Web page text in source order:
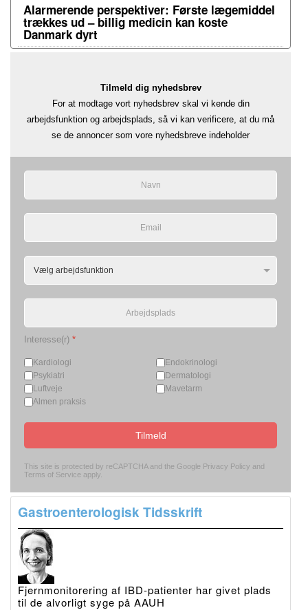
Alarmerende perspektiver: Første lægemiddel
trækkes ud – billig medicin kan koste
Danmark dyrt
Tilmeld dig nyhedsbrev
For at modtage vort nyhedsbrev skal vi kende din
arbejdsfunktion og arbejdsplads, så vi kan verificere, at du må
se de annoncer som vore nyhedsbreve indeholder
Interesse(r) *
Kardiologi
Endokrinologi
Psykiatri
Dermatologi
Luftveje
Mavetarm
Almen praksis
Tilmeld
This site is protected by reCAPTCHA and the Google Privacy Policy and
Terms of Service apply.
Gastroenterologisk Tidsskrift
Fjernmonitorering af IBD-patienter har givet plads
til de alvorligt syge på AAUH